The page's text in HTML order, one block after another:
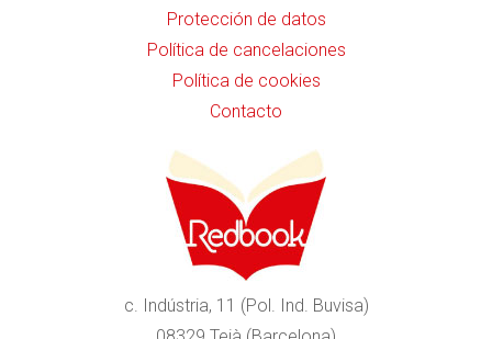
Protección de datos
Política de cancelaciones
Política de cookies
Contacto
c. Indústria, 11 (Pol. Ind. Buvisa)